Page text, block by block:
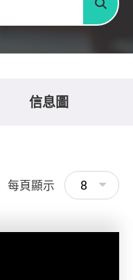
搜尋
信息圖
每頁顯示 8